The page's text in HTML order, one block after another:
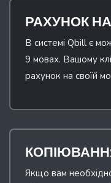
РАХУНОК
В системі Qbill є
9 мовах. Вашому
рахунок на своїй
Якщо вам